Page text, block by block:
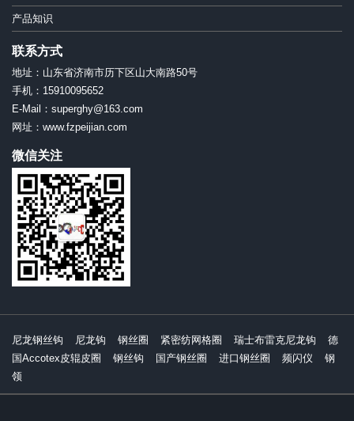
产品知识
联系方式
地址：山东省济南市历下区山大南路50号
手机：15910095652
E-Mail：superghy@163.com
网址：www.fzpeijian.com
微信关注
尼龙钢丝钩 尼龙钩 钢丝圈 紧密纺网格圈 瑞士布雷克尼龙钩
德
国Accotex皮辊皮圈
钢丝钩 国产钢丝圈 进口钢丝圈 频闪仪
钢
领